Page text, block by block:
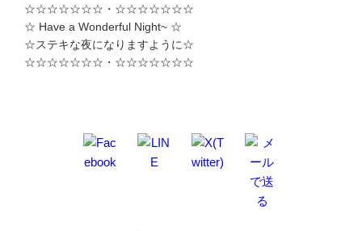
☆☆☆☆☆☆☆・☆☆☆☆☆☆☆
☆ Have a Wonderful Night~ ☆
☆ステキな夜になりますように☆
☆☆☆☆☆☆☆・☆☆☆☆☆☆☆